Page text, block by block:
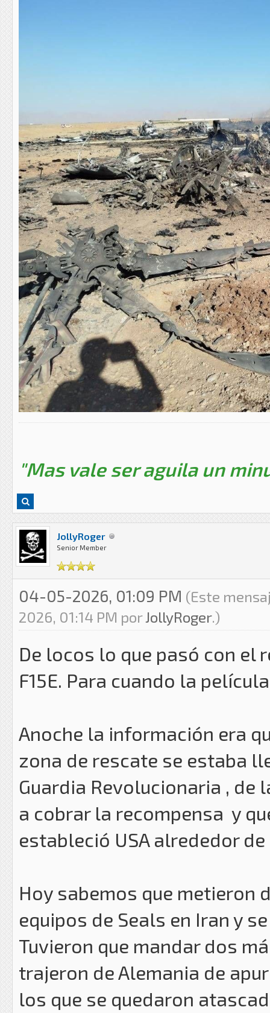
"Mas vale ser aguila un
JollyRoger
Senior Member
04-05-2026, 01:09 PM (Este
2026, 01:14 PM por JollyRoger.)
De locos lo que pasó con el
F15E. Para cuando la
Anoche la información era
zona de rescate se estaba
Guardia Revolucionaria , de
a cobrar la recompensa y
estableció USA alrededor
Hoy sabemos que metieron
equipos de Seals en Iran y
Tuvieron que mandar dos
trajeron de Alemania de
los que se quedaron